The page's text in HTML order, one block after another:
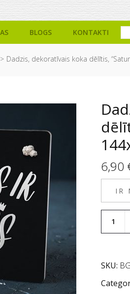
BLOGS KONTAKTI
Dadzis, dekoratīvais koka dēlītis,
6,90
IR
SKU: